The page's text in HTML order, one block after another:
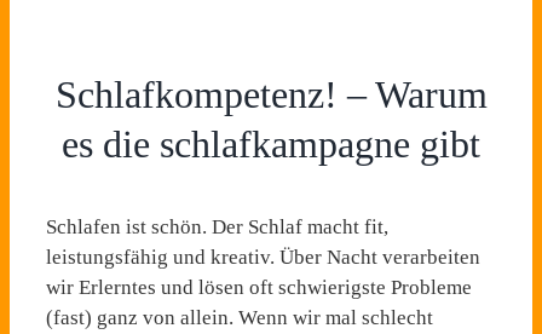
Schlafkompetenz! – Warum
es die schlafkampagne gibt
Schlafen ist schön. Der Schlaf macht fit,
leistungsfähig und kreativ. Über Nacht verarbeiten
wir Erlerntes und lösen oft schwierigste Probleme
(fast) ganz von allein. Wenn wir mal schlecht